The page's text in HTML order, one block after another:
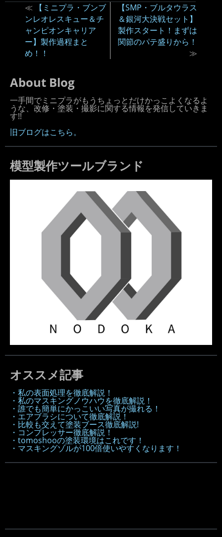
≪
【ミニプラ・ブンブ
ンレオレスキュー＆チ
ャンピオンキャリア
ー】製作過程まと
め！！
【SMP・ブルタウラス
＆銀河大決戦セット】
製作スタート！まずは
関節のパテ盛りから！
≫
About Blog
一手間でミニプラがもうちょっとだけかっこよくなるよ
うな、改修・塗装・撮影に関する情報を発信していきま
す!!
旧ブログはこちら。
模型製作ツールブランド
オススメ記事
・私の表面処理を徹底解説！
・私のマスキングノウハウを徹底解説！
・誰でも簡単にかっこいい写真が撮れる！
・エアブラシについて徹底解説！
・比較も交えて塗装ブース徹底解説!
・コンプレッサー徹底解説！
・tomoshooの塗装環境はこれです！
・マスキングゾルが100倍使いやすくなります！